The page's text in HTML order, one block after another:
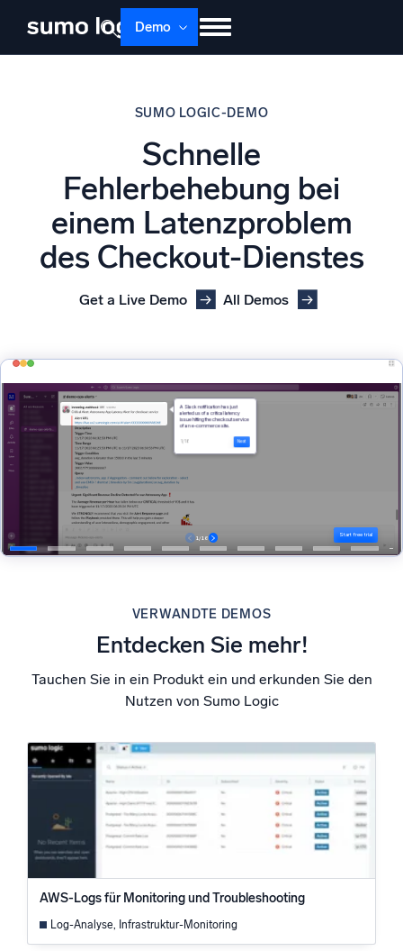
Demo
Über uns Anmelden
Support
Multi-Agenten-AI-Plattform
Plattform
Unterstützt durch KI/ML
Proprietäre Algorithmen, maschinelles Lernen und generative KI
Intelligente Sicherheitsoperationen
SIEM
Bedrohungen schneller erkennen und intelligenter
reagieren
Cloud-Sicherheit durch umfassende Protokolleinsicht
Intelligente Cloud-Abläufe
Leistungsstarke Integrationen
Zertifizierungen
SUMO LOGIC-DEMO
Schnelle
Fehlerbehebung bei
einem Latenzproblem
des Checkout-Dienstes
Get a Live Demo All Demos
VERWANDTE DEMOS
Entdecken Sie mehr!
Tauchen Sie in ein Produkt ein und erkunden Sie den
Nutzen von Sumo Logic
AWS-Logs für Monitoring und Troubleshooting
Log-Analyse, Infrastruktur-Monitoring